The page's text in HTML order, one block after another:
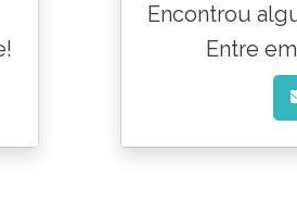
Encontrou
Entre